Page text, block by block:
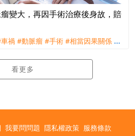
變大，再因手術治療後身故，賠
禍 #動脈瘤 #手術 #相當因果關係 #
看更多
我要問問題 隱私權政策 服務條款